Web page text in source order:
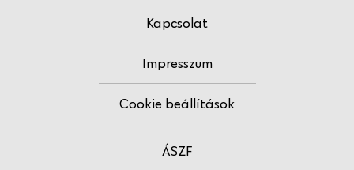
Kapcsolat
Impresszum
Cookie beállítások
ÁSZF